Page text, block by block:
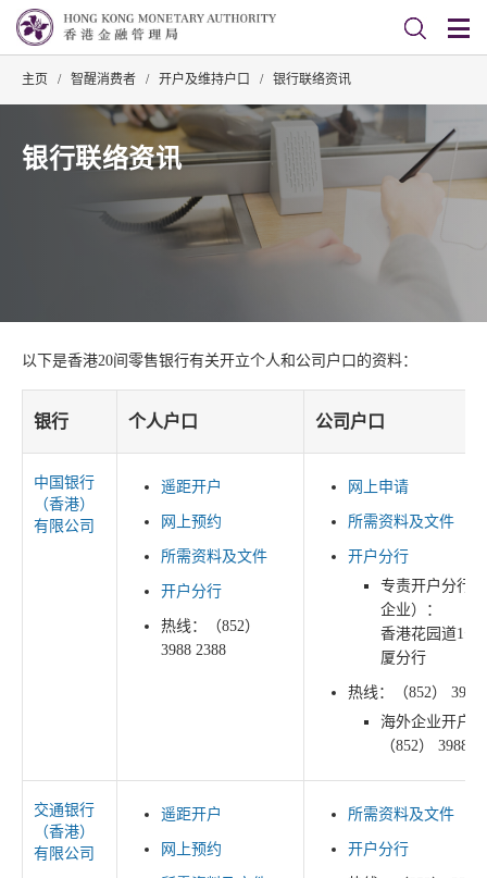
主页 / 智醒消费者 / 开户及维持户口 / 银行联络资讯
银行联络资讯
以下是香港20间零售银行有关开立个人和公司户口的资料：
银行 个人户口 公司户口
中国银行
（香港）
有限公司
遥距开户
网上预约
所需资料及文件
开户分行
热线：（852）
3988 2388
网上申请
所需资料及文件
开户分行
专责开户分行
企业）：
香港花园道1号
厦分行
热线：（852） 3988
海外企业开户
（852） 3988
交通银行
（香港）
有限公司
遥距开户
网上预约
所需资料及文件
开户分行